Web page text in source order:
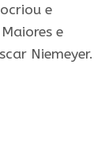
e
e
Niemeyer.